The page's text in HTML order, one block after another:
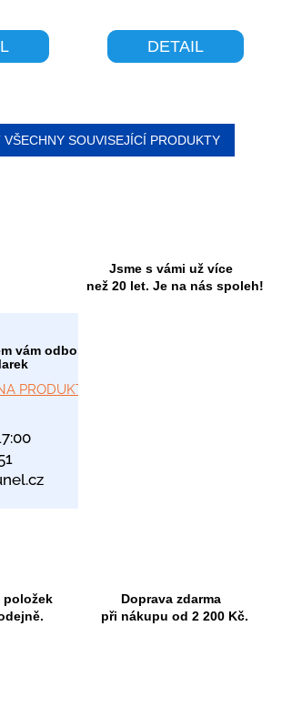
vám odborně
PRODUKT
Jsme s vámi už více
než 20 let. Je na nás spoleh!
položek
Doprava zdarma
při nákupu od 2 200 Kč.
DETAIL
SOUVISEJÍCÍ PRODUKTY